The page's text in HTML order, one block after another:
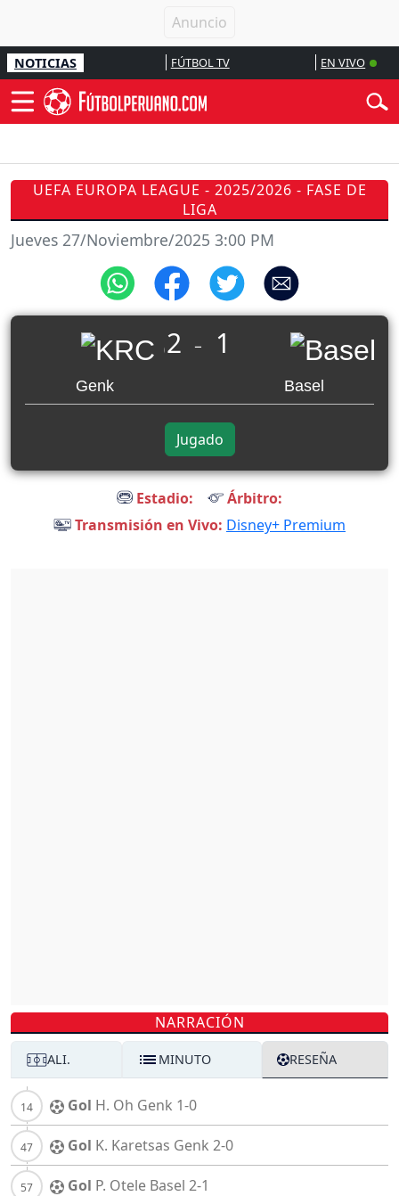
NOTICIAS FÚTBOL TV EN VIVO
UEFA EUROPA LEAGUE - 2025/2026 - FASE DE
LIGA
Jueves 27/Noviembre/2025 3:00 PM
Genk
2 _ 1
Basel
Jugado
Estadio:
Árbitro:
Transmisión en Vivo: Disney+ Premium
NARRACIÓN
ALI. MINUTO RESEÑA
Gol H. Oh Genk 1-0
Gol K. Karetsas Genk 2-0
Gol P. Otele Basel 2-1